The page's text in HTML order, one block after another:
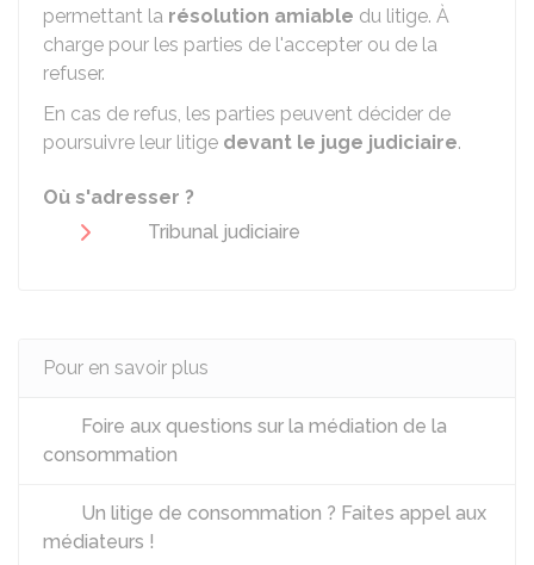
permettant la résolution amiable du litige. À
charge pour les parties de l'accepter ou de la
refuser.
En cas de refus, les parties peuvent décider de
poursuivre leur litige devant le juge judiciaire.
Où s'adresser ?
Tribunal judiciaire
Pour en savoir plus
Foire aux questions sur la médiation de la
consommation
Un litige de consommation ? Faites appel aux
médiateurs !